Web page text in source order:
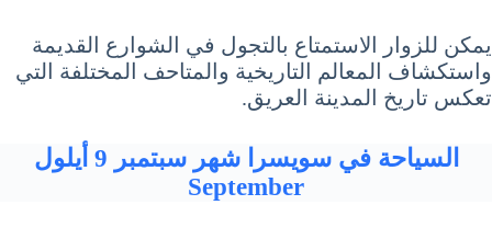
يمكن للزوار الاستمتاع بالتجول في الشوارع القديمة
واستكشاف المعالم التاريخية والمتاحف المختلفة التي
تعكس تاريخ المدينة العريق.
السياحة في سويسرا شهر سبتمبر 9 أيلول
September